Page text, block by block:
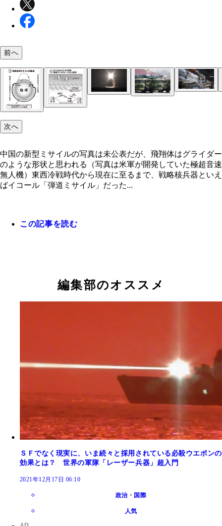
発中。一方、今回取り上げる中国のミサイルは人
この構想の中核をなすのは、比較的低高度を飛ぶ
小型衛星。これらが地球の各エリアを監視し、早
ロシアは潜水艦から発射する巡航ミサイルタイプ
音速兵器を来年にも配備すると発表している（写
中国はすでにマッハ５～１０の極超音速滑空ミサ
米軍も極超音速兵器の開発・実験を進めているが
からは後れを取っている。写真は爆撃機から発射
イプの「ＡＧＭ－１８３Ａ」（今年４月に発射実
中国の新型ミサイルの写真は未公表だが、飛翔体
イダーのような形状と思われる（写真は米軍が開
いた極超音速無人機）
前へ
次へ
中国の新型ミサイルの写真は未公表だが、飛翔体はグライダー
のような形状と思われる（写真は米軍が開発していた極超音速
無人機）東西冷戦時代から現在に至るまで、戦略核兵器といえ
ばイコール「弾道ミサイル」だった...
この記事を読む
編集部のオススメ
ＳＦでなく現実に、いま続々と採用されている必殺ウエポンの
効果とは？ 世界の軍隊「レーザー兵器」超入門
2021年12月17日 06:10
政治・国際
人気